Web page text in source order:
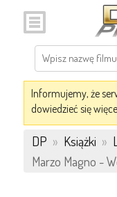
Informujemy, że
dowiedzieć się
DP » Książki »
Marzo Magno -